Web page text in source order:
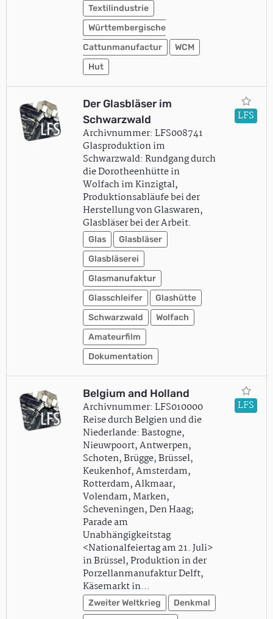
Textilindustrie
Württembergische
Cattunmanufactur
WCM
Hut
Der Glasbläser im
Schwarzwald
Archivnummer: LFS008741
Glasproduktion im
Schwarzwald: Rundgang durch
die Dorotheenhütte in
Wolfach im Kinzigtal,
Produktionsabläufe bei der
Herstellung von Glaswaren,
Glasbläser bei der Arbeit.
Glas
Glasbläser
Glasbläserei
Glasmanufaktur
Glasschleifer
Glashütte
Schwarzwald
Wolfach
Amateurfilm
Dokumentation
LFS
Belgium and Holland
Archivnummer: LFS010000
Reise durch Belgien und die
Niederlande: Bastogne,
Nieuwpoort, Antwerpen,
Schoten, Brügge, Brüssel,
Keukenhof, Amsterdam,
Rotterdam, Alkmaar,
Volendam, Marken,
Scheveningen, Den Haag;
Parade am
Unabhängigkeitstag
<Nationalfeiertag am 21. Juli>
in Brüssel, Produktion in der
Porzellanmanufaktur Delft,
Käsemarkt in…
Zweiter Weltkrieg
Denkmal
LFS